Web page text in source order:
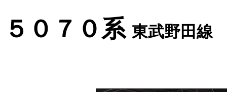
５０７０系 東武野田線